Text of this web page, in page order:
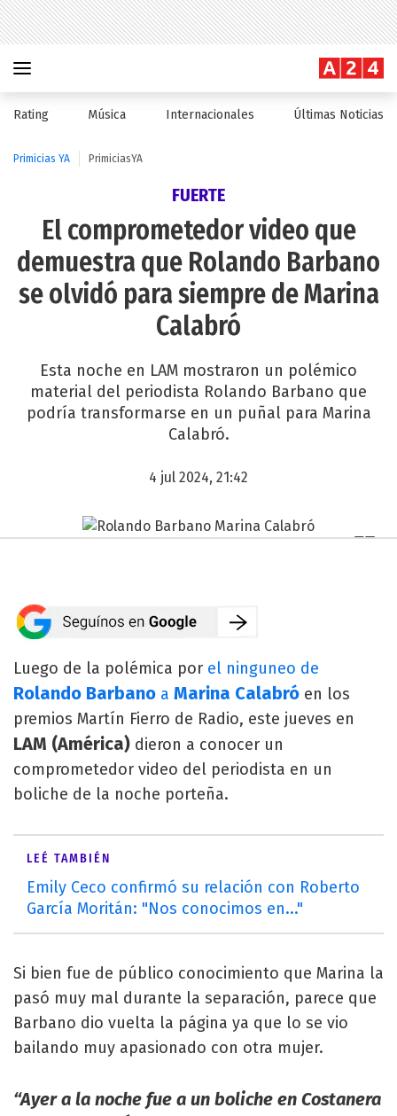
Rating Música Internacionales Últimas Noticias
Primicias YA PrimiciasYA
FUERTE
El comprometedor video que
demuestra que Rolando Barbano
se olvidó para siempre de Marina
Calabró
Esta noche en LAM mostraron un polémico
material del periodista Rolando Barbano que
podría transformarse en un puñal para Marina
Calabró.
4 jul 2024, 21:42
Luego de la polémica por el ninguneo de
Rolando Barbano a Marina Calabró en los
premios Martín Fierro de Radio, este jueves en
LAM (América) dieron a conocer un
comprometedor video del periodista en un
boliche de la noche porteña.
LEÉ TAMBIÉN
Emily Ceco confirmó su relación con Roberto
García Moritán: "Nos conocimos en..."
Si bien fue de público conocimiento que Marina la
pasó muy mal durante la separación, parece que
Barbano dio vuelta la página ya que lo se vio
bailando muy apasionado con otra mujer.
“Ayer a la noche fue a un boliche en Costanera